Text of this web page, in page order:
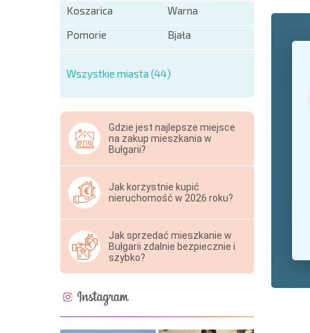
Koszarica
Warna
Pomorie
Bjała
Wszystkie miasta (44)
Gdzie jest najlepsze miejsce
na zakup mieszkania w
Bułgarii?
Jak korzystnie kupić
nieruchomość w 2026 roku?
Jak sprzedać mieszkanie w
Bułgarii zdalnie bezpiecznie i
szybko?
United
+1
* Pola